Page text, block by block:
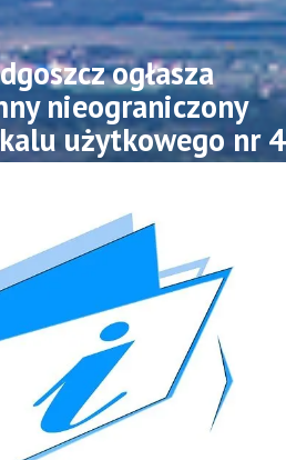
ogłasza
nieograniczony
użytkowego nr 4